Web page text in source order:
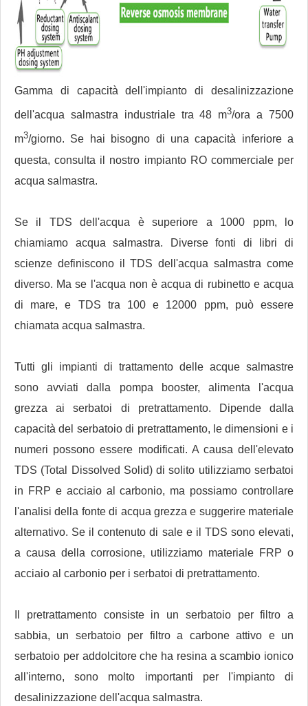
Gamma di capacità dell'impianto di desalinizzazione
dell'acqua salmastra industriale tra 48 m3/ora a 7500
m3/giorno. Se hai bisogno di una capacità inferiore a
questa, consulta il nostro impianto RO commerciale per
acqua salmastra.
Se il TDS dell'acqua è superiore a 1000 ppm, lo
chiamiamo acqua salmastra. Diverse fonti di libri di
scienze definiscono il TDS dell'acqua salmastra come
diverso. Ma se l'acqua non è acqua di rubinetto e acqua
di mare, e TDS tra 100 e 12000 ppm, può essere
chiamata acqua salmastra.
Tutti gli impianti di trattamento delle acque salmastre
sono avviati dalla pompa booster, alimenta l'acqua
grezza ai serbatoi di pretrattamento. Dipende dalla
capacità del serbatoio di pretrattamento, le dimensioni e i
numeri possono essere modificati. A causa dell'elevato
TDS (Total Dissolved Solid) di solito utilizziamo serbatoi
in FRP e acciaio al carbonio, ma possiamo controllare
l'analisi della fonte di acqua grezza e suggerire materiale
alternativo. Se il contenuto di sale e il TDS sono elevati,
a causa della corrosione, utilizziamo materiale FRP o
acciaio al carbonio per i serbatoi di pretrattamento.
Il pretrattamento consiste in un serbatoio per filtro a
sabbia, un serbatoio per filtro a carbone attivo e un
serbatoio per addolcitore che ha resina a scambio ionico
all'interno, sono molto importanti per l'impianto di
desalinizzazione dell'acqua salmastra.